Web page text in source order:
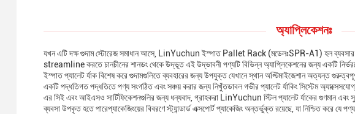
অ্যাপ্লিকেশনঃ
যখন এটি দক্ষ গুদাম স্টোরেজ সমাধান আসে, LinYuchun ইস্পাত Pallet Rack (মডেলঃSPR-A1) হল ব্যবসার
streamline করতে চানচীনের শানডং থেকে উদ্ভূত এই উদ্ভাবনী পণ্যটি বিভিন্ন অ্যাপ্লিকেশনের জন্য একটি
ইস্পাত প্যালেট র্যাক বিশেষ করে গুদামগুলিতে ব্যবহারের জন্য উপযুক্ত যেখানে স্থান অপ্টিমাইজেশান অত্যন্ত
একটি পদ্ধতিগত পদ্ধতিতে পণ্য সংগঠিত এবং সঞ্চয় করার জন্য নিখুঁতডাবল গভীর প্যালেট র্যাকিং সিস্টেম
এর সিই এবং আইএসও সার্টিফিকেশনগুলির জন্য ধন্যবাদ, গ্রাহকরা LinYuchun স্টিল প্যালেট র্যাকের গুণমান এবং
ব্যবসা উপকৃত হতে পারেপ্যাকেজিংয়ের বিবরণে স্ট্যান্ডার্ড এক্সপোর্ট প্যাকেজিং অন্তর্ভুক্ত রয়েছে, যা নিশ্চিত করে যে